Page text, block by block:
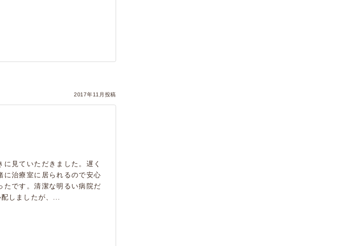
2017年11月投稿
見ていただきました。遅く
に治療室に居られるので安心
たです。清潔な明るい病院だ
しましたが、...